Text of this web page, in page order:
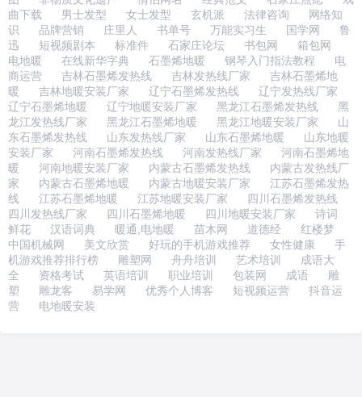
曲下载
男士发型 女士发型 玄机派 法律咨询
网络知
识
品牌营销 庄里人 书单号 万能实习生 国学网
鲁
迅
短视频剧本 标准件 石家庄论坛 书包网
箱包网
电地暖
在线新华字典 石墨烯地暖 钢琴入门指法教程
电
商运营
吉林石墨烯发热线 吉林发热线厂家
吉林石墨烯地
暖
吉林地暖安装厂家 辽宁石墨烯发热线
辽宁发热线厂家
辽宁石墨烯地暖
辽宁地暖安装厂家 黑龙江石墨烯发热线
黑
龙江发热线厂家
黑龙江石墨烯地暖 黑龙江地暖安装厂家
山
东石墨烯发热线
山东发热线厂家 山东石墨烯地暖
山东地暖
安装厂家
河南石墨烯发热线 河南发热线厂家
河南石墨烯地
暖
河南地暖安装厂家 内蒙古石墨烯发热线
内蒙古发热线厂
家
内蒙古石墨烯地暖 内蒙古地暖安装厂家
江苏石墨烯发热
线
江苏石墨烯地暖 江苏地暖安装厂家
四川石墨烯发热线
四川发热线厂家
四川石墨烯地暖 四川地暖安装厂家
诗词
鲜花
汉语词典 暖通,电地暖 苗木网 道德经
红楼梦
中国机械网
美文欣赏 好玩的手机游戏推荐 女性健康
手
机游戏推荐排行榜
雕塑网 舟舟培训 艺术培训
成语大
全
资格考试 英语培训 职业培训 包装网 成语
雕
塑
雕龙客 易学网 优秀个人博客 短视频运营
抖音运
营
电地暖安装